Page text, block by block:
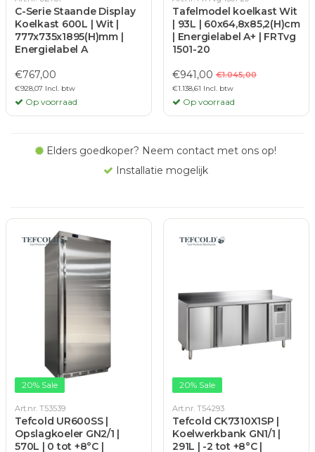
C-Serie Staande Display
Koelkast 600L | Wit |
777x735x1895(H)mm |
Energielabel A
€767,00
€928,07 Incl. btw
Op voorraad
Tafelmodel koelkast Wit
| 93L | 60x64,8x85,2(H)cm
| Energielabel A+ | FRTvg
1501-20
€941,00 €1.045,00
€1.138,61 Incl. btw
Op voorraad
Elders goedkoper? Neem contact met ons op!
Installatie mogelijk
20% Sale
Art.nr. T53539
Tefcold UR600SS |
Opslagkoeler GN2/1 |
570L | 0 tot +8°C |
20% Sale
Art.nr. T54293
Tefcold CK7310X1SP |
Koelwerkbank GN1/1 |
291L | -2 tot +8°C |